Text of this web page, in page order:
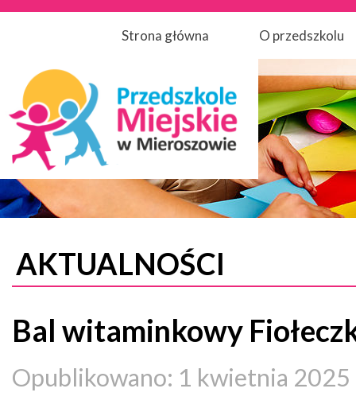
Strona główna O przedszkolu
AKTUALNOŚCI
Bal witaminkowy
Opublikowano: 1 kwietnia 2025